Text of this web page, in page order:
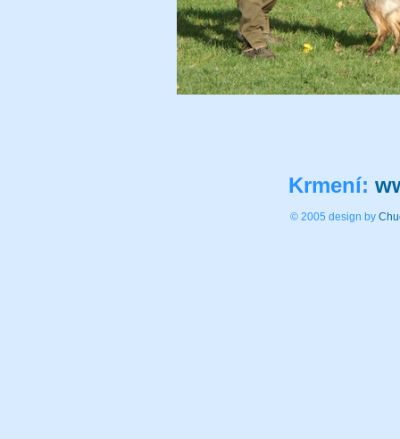
Krmení:
© 2005 design by